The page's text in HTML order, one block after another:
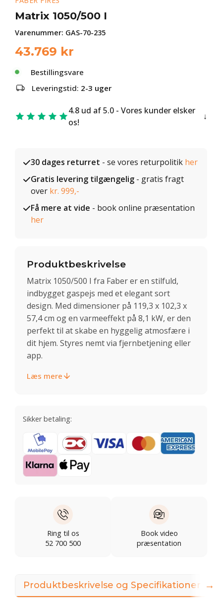
Matrix 1050/500 I
Varenummer: GAS-70-235
43.769 kr
Bestillingsvare
Leveringstid: 2-3 uger
4.8 ud af 5.0 - Vores kunder elsker
os!
30 dages returret - se vores returpolitik her
Gratis levering tilgængelig - gratis fragt
over kr. 999,-
Få mere at vide - book online præsentation
her
Produktbeskrivelse
Matrix 1050/500 I fra Faber er en stilfuld,
indbygget gaspejs med et elegant sort
design. Med dimensioner på 119,3 x 102,3 x
57,4 cm og en varmeeffekt på 8,1 kW, er den
perfekt til at skabe en hyggelig atmosfære i
dit hjem. Styres nemt via fjernbetjening eller
app.
Læs mere
Sikker betaling:
Ring til os
52 700 500
Book video
præsentation
Produktbeskrivelse og Specifikationer →